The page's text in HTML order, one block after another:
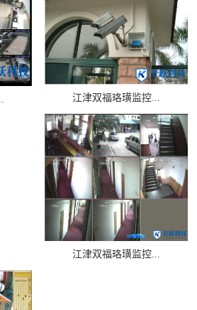
江津双福珞璜监控...
江津双福珞璜监控...